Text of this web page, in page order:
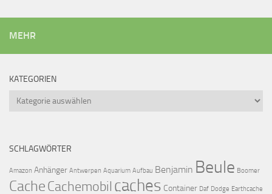
MEHR
KATEGORIEN
Kategorien
SCHLAGWÖRTER
Amazon Anhänger Antwerpen Aquarium Aufbau Benjamin Beule Boomer
CacheCachemobil caches Container Daf Dodge Earthcache